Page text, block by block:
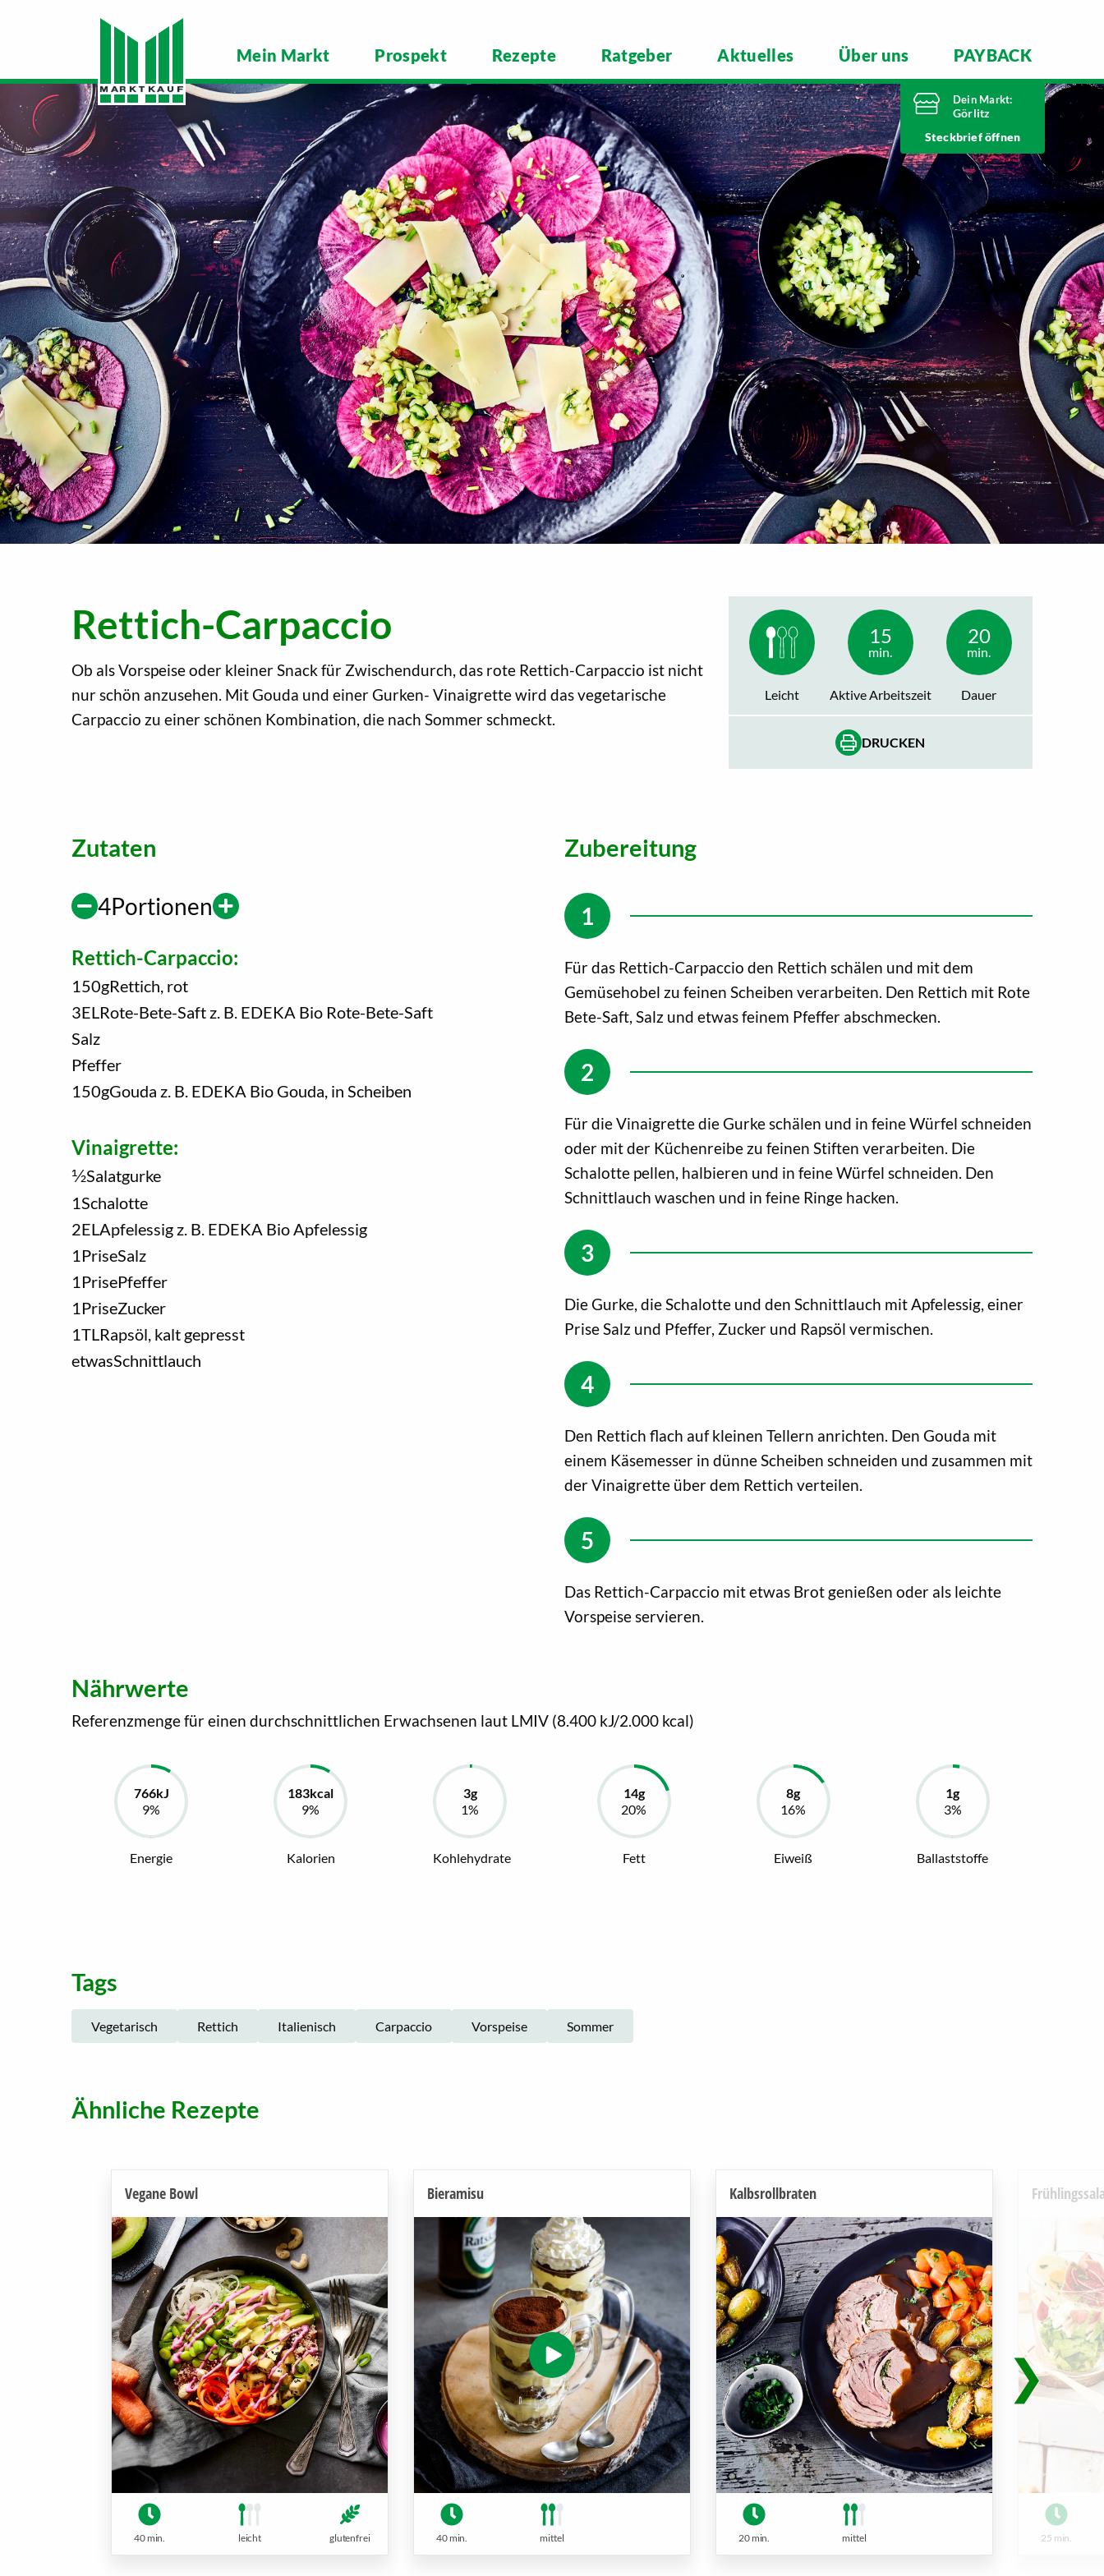
Mein Markt Prospekt Rezepte Ratgeber Aktuelles Über uns PAYBACK
Dein Markt:
Görlitz
Heute von 7 Uhr
Telefonnummer
03581 3670
Nieskyer Straße 100
02828 Görlitz
Markt ändern
Steckbrief
Rettich-Carpaccio
Ob als Vorspeise oder kleiner Snack für Zwischendurch, das rote Rettich-Carpaccio ist nicht
nur schön anzusehen. Mit Gouda und einer Gurken- Vinaigrette wird das vegetarische
Carpaccio zu einer schönen Kombination, die nach Sommer schmeckt.
Leicht
15
min.
Aktive Arbeitszeit
20
min.
Dauer
DRUCKEN
Zutaten
4Portionen
Rettich-Carpaccio:
150gRettich, rot
3EL Rote-Bete-Saft z. B. EDEKA Bio Rote-Bete-Saft
Salz
Pfeffer
150gGouda z. B. EDEKA Bio Gouda, in Scheiben
Vinaigrette:
1/2Salatgurke
1 Schalotte
2EL Apfelessig z. B. EDEKA Bio Apfelessig
1 PriseSalz
1 PrisePfeffer
1 PriseZucker
1TL Rapsöl, kalt gepresst
etwasSchnittlauch
Zubereitung
Für das Rettich-Carpaccio den Rettich schälen und mit dem
Gemüsehobel zu feinen Scheiben verarbeiten. Den Rettich mit Rote
Bete-Saft, Salz und etwas feinem Pfeffer abschmecken.
Für die Vinaigrette die Gurke schälen und in feine Würfel schneiden
oder mit der Küchenreibe zu feinen Stiften verarbeiten. Die
Schalotte pellen, halbieren und in feine Würfel schneiden. Den
Schnittlauch waschen und in feine Ringe hacken.
Die Gurke, die Schalotte und den Schnittlauch mit Apfelessig, einer
Prise Salz und Pfeffer, Zucker und Rapsöl vermischen.
Den Rettich flach auf kleinen Tellern anrichten. Den Gouda mit
einem Käsemesser in dünne Scheiben schneiden und zusammen mit
der Vinaigrette über dem Rettich verteilen.
Das Rettich-Carpaccio mit etwas Brot genießen oder als leichte
Vorspeise servieren.
Nährwerte
Referenzmenge für einen durchschnittlichen Erwachsenen laut LMIV (8.400 kJ/2.000 kcal)
Energie Kalorien Kohlehydrate Fett Eiweiß Ballaststoffe
Tags
Vegetarisch Rettich Italienisch Carpaccio Vorspeise Sommer
Ähnliche Rezepte
Vegane Bowl
40 min. leicht glutenfrei
Bieramisu
40 min. mittel
Kalbsrollbraten
20 min. mittel 25 min.